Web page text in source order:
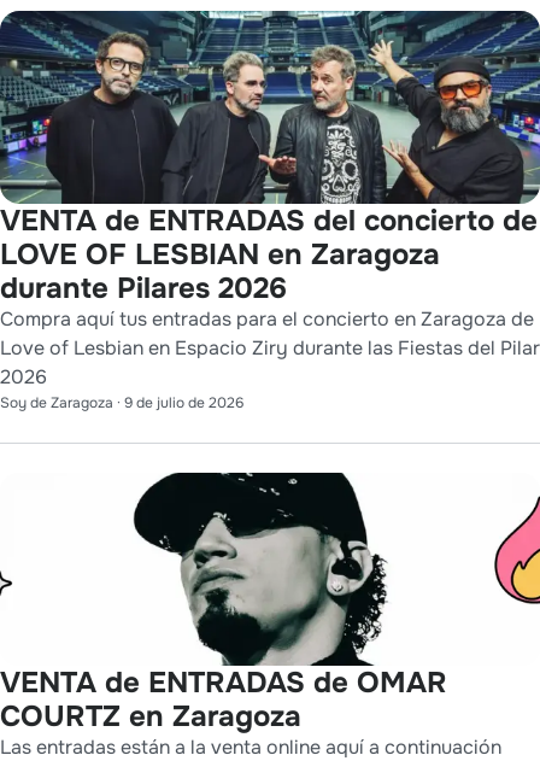
VENTA de ENTRADAS del concierto de
LOVE OF LESBIAN en Zaragoza
durante Pilares 2026
Compra aquí tus entradas para el concierto en Zaragoza de
Love of Lesbian en Espacio Ziry durante las Fiestas del Pilar
2026
Soy de Zaragoza · 9 de julio de 2026
VENTA de ENTRADAS de OMAR
COURTZ en Zaragoza
Las entradas están a la venta online aquí a continuación